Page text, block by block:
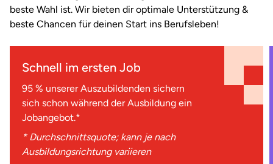
beste Wahl ist. Wir bieten dir optimale Unterstützung &
beste Chancen für deinen Start ins Berufsleben!
Schnell im ersten Job
95 % unserer Auszubildenden sichern
sich schon während der Ausbildung ein
Jobangebot.*
* Durchschnittsquote; kann je nach
Ausbildungsrichtung variieren